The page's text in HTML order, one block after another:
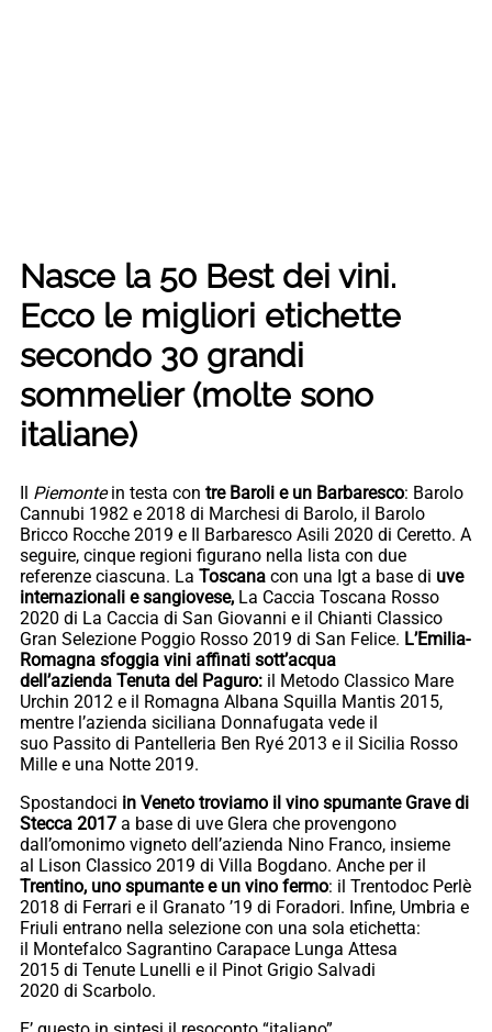
Nasce la 50 Best dei vini.
Ecco le migliori etichette
secondo 30 grandi
sommelier (molte sono
italiane)
Il Piemontein testa con tre Baroli e un Barbaresco: Barolo
Cannubi 1982 e 2018 di Marchesi di Barolo, il Barolo
Bricco Rocche 2019 e Il Barbaresco Asili 2020 di Ceretto. A
seguire, cinque regioni figurano nella lista con due
referenze ciascuna. La Toscana con una Igt a base di uve
internazionali e sangiovese, La Caccia Toscana Rosso
2020 di La Caccia di San Giovanni e il Chianti Classico
Gran Selezione Poggio Rosso 2019 di San Felice. L’Emilia-
Romagna sfoggia vini affinati sott’acqua
dell’azienda Tenuta del Paguro: il Metodo Classico Mare
Urchin 2012 e il Romagna Albana Squilla Mantis 2015,
mentre l’azienda siciliana Donnafugata vede il
suo Passito di Pantelleria Ben Ryé 2013 e il Sicilia Rosso
Mille e una Notte 2019.
Spostandoci in Veneto troviamo il vino spumante Grave di
Stecca 2017 a base di uve Glera che provengono
dall’omonimo vigneto dell’azienda Nino Franco, insieme
al Lison Classico 2019 di Villa Bogdano. Anche per il
Trentino, uno spumante e un vino fermo: il Trentodoc Perlè
2018 di Ferrari e il Granato ’19 di Foradori. Infine, Umbria e
Friuli entrano nella selezione con una sola etichetta:
il Montefalco Sagrantino Carapace Lunga Attesa
2015 di Tenute Lunelli e il Pinot Grigio Salvadi
2020 di Scarbolo.